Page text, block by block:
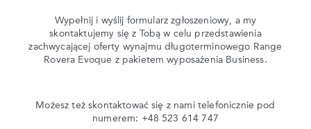
Wypełnij i wyślij formularz zgłoszeniowy, a my
skontaktujemy się z Tobą w celu przedstawienia
zachwycającej oferty wynajmu długoterminowego Range
Rovera Evoque z pakietem wyposażenia Business.
Możesz też skontaktować się z nami telefonicznie pod
numerem: +48 523 614 747